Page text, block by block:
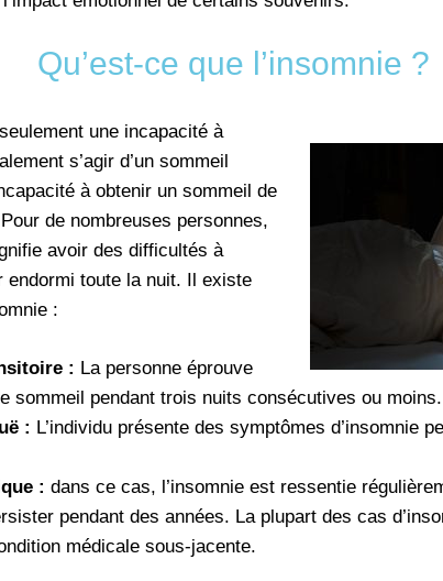
Qu’est-ce que l’insomnie ?
une incapacité à
s’agir d’un sommeil
à obtenir un sommeil de
de nombreuses personnes,
avoir des difficultés à
endormi toute la nuit. Il existe
:
: La personne éprouve
sommeil pendant trois nuits consécutives ou moins.
: L’individu présente des symptômes d’insomnie
: dans ce cas, l’insomnie est ressentie
pendant des années. La plupart des cas
médicale sous-jacente.